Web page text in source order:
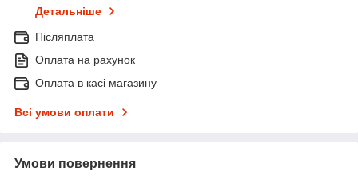
Детальніше
Післяплата
Оплата на рахунок
Оплата в касі магазину
Всі умови оплати
Умови повернення